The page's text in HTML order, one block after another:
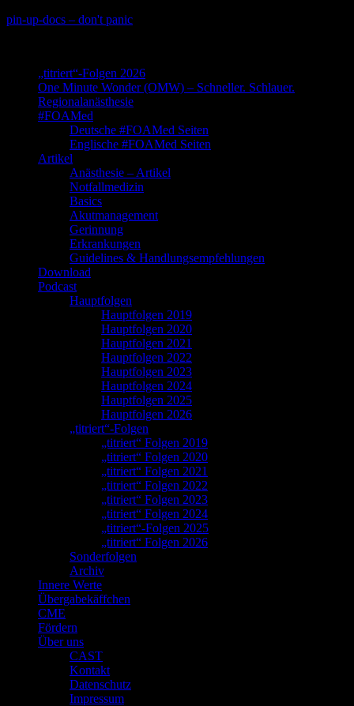
Skip
pin-up-docs – don't panic
„titriert“-Folgen 2026
One Minute Wonder (OMW) – Schneller. Schlauer.
Regionalanästhesie
#FOAMed
Deutsche #FOAMed Seiten
Englische #FOAMed Seiten
Artikel
Anästhesie – Artikel
Notfallmedizin
Basics
Akutmanagement
Gerinnung
Erkrankungen
Guidelines & Handlungsempfehlungen
Download
Podcast
Hauptfolgen
Hauptfolgen 2019
Hauptfolgen 2020
Hauptfolgen 2021
Hauptfolgen 2022
Hauptfolgen 2023
Hauptfolgen 2024
Hauptfolgen 2025
Hauptfolgen 2026
„titriert“-Folgen
„titriert“ Folgen 2019
„titriert“ Folgen 2020
„titriert“ Folgen 2021
„titriert“ Folgen 2022
„titriert“ Folgen 2023
„titriert“ Folgen 2024
„titriert“-Folgen 2025
„titriert“ Folgen 2026
Sonderfolgen
Archiv
Innere Werte
Übergabekäffchen
CME
Fördern
Über uns
CAST
Kontakt
Datenschutz
Impressum